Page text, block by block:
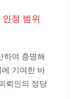
정 범위
하여 증명해
기여한 바
뢰인의 정당